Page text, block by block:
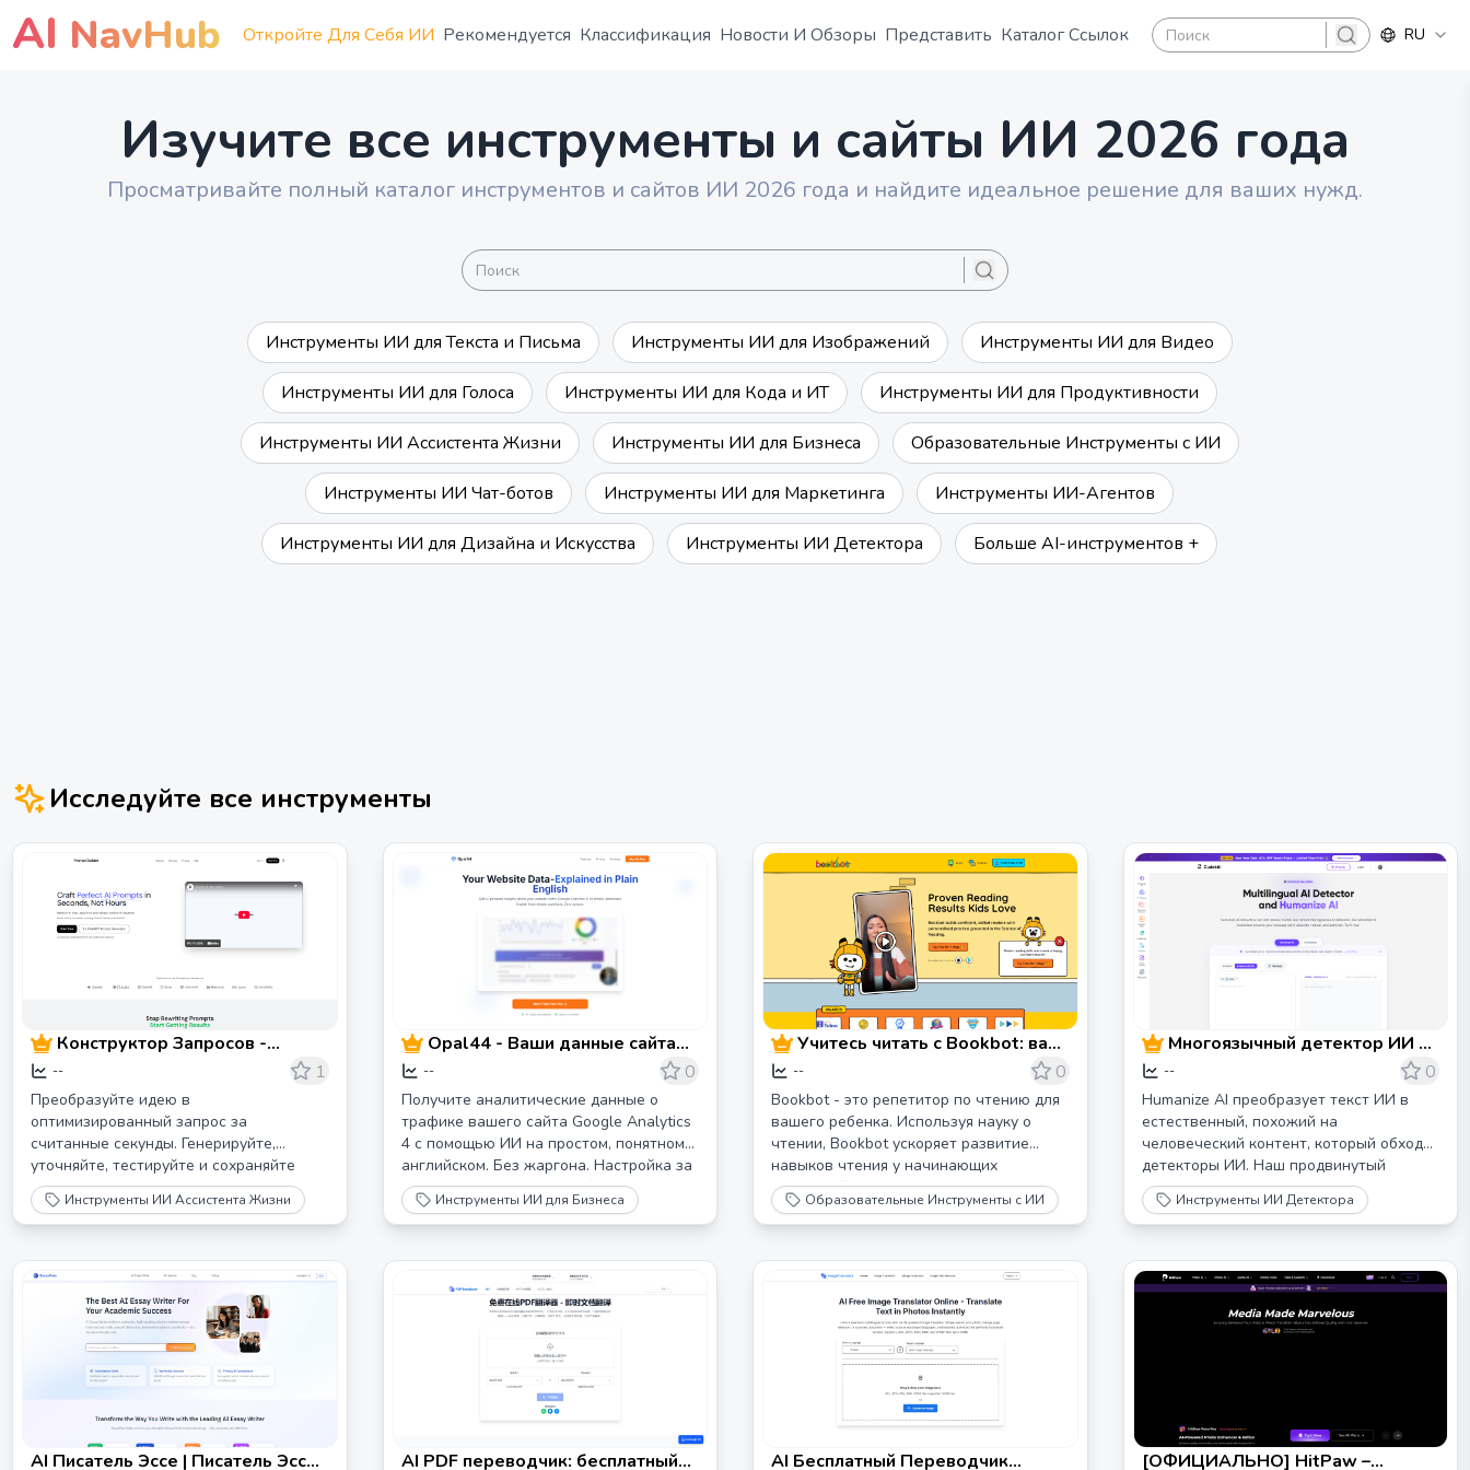
AI NavHub Откройте Для Себя ИИ Рекомендуется Классификация Новости И Обзоры Представить Каталог Ссылок
search
RU
Изучите все инструменты и сайты ИИ 2026 года
Просматривайте полный каталог инструментов и сайтов ИИ 2026 года и найдите идеальное решение для ваших нужд.
search
Инструменты ИИ для Текста и Письма Инструменты ИИ для Изображений Инструменты ИИ для Видео
Инструменты ИИ для Голоса Инструменты ИИ для Кода и ИТ Инструменты ИИ для Продуктивности
Инструменты ИИ Ассистента Жизни Инструменты ИИ для Бизнеса Образовательные Инструменты с ИИ
Инструменты ИИ Чат-ботов Инструменты ИИ для Маркетинга Инструменты ИИ-Агентов
Инструменты ИИ для Дизайна и Искусства Инструменты ИИ Детектора Больше AI-инструментов +
Исследуйте все инструменты
Конструктор Запросов -
Генератор Запросов ИИ
-- 1
Преобразуйте идею в
оптимизированный запрос за
считанные секунды. Генерируйте,
уточняйте, тестируйте и сохраняйте
многоразовые запросы для Gemini,
Claude, ChatGPT и других.
Инструменты ИИ Ассистента Жизни
Opal44 - Ваши данные сайта
объяснены простым языком |
Инсайты Google Analytics на
основе ИИ
-- 0
Получите аналитические данные о
трафике вашего сайта Google Analytics
4 с помощью ИИ на простом, понятном
английском. Без жаргона. Настройка за
2 минуты. Начните свою бесплатную 7-
дневную пробную версию.
Инструменты ИИ для Бизнеса
Учитесь читать с Bookbot: ваш
ИИ-наставник по чтению,
основанный на науке о чтении
-- 0
Bookbot - это репетитор по чтению для
вашего ребенка. Используя науку о
чтении, Bookbot ускоряет развитие
навыков чтения у начинающих
читателей.
Образовательные Инструменты с ИИ
Многоязычный детектор ИИ и
гуманизация ИИ - Cudekai
-- 0
Humanize AI преобразует текст ИИ в
естественный, похожий на
человеческий контент, который обходит
детекторы ИИ. Наш продвинутый
инструмент по гуманизации ИИ
гарантирует, что ваше сообщение
Инструменты ИИ Детектора
AI Писатель Эссе | Писатель Эссе
AI PDF переводчик: бесплатный
AI Бесплатный Переводчик
[ОФИЦИАЛЬНО] HitPaw –